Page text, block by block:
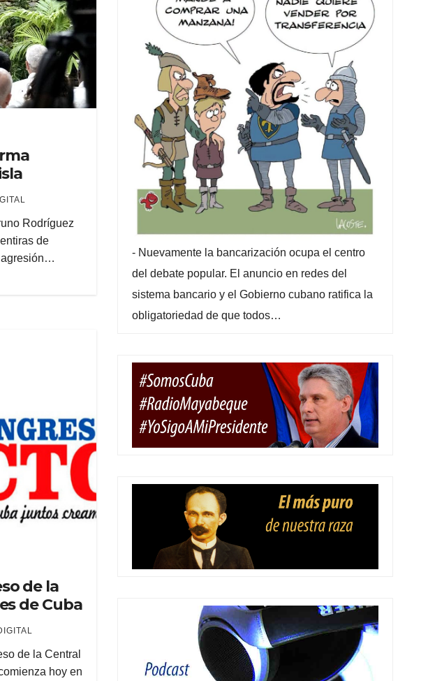
Rodríguez
de
agresión…
de la
de Cuba
de la Central
hoy en
- Nuevamente la bancarización ocupa el centro
del debate popular. El anuncio en redes del
sistema bancario y el Gobierno cubano ratifica la
obligatoriedad de que todos…